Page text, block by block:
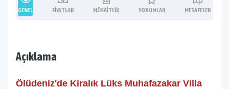
GENEL FIYATLAR MÜSAITLIK YORUMLAR MESAFELER
Açıklama
Ölüdeniz'de Kiralık Lüks Muhafazakar Villa